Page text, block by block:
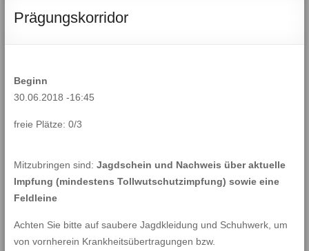
Prägungskorridor
Beginn
30.06.2018 -16:45
freie Plätze: 0/3
Mitzubringen sind: Jagdschein und Nachweis über aktuelle
Impfung (mindestens Tollwutschutzimpfung) sowie eine
Feldleine
Achten Sie bitte auf saubere Jagdkleidung und Schuhwerk, um
von vornherein Krankheitsübertragungen bzw.